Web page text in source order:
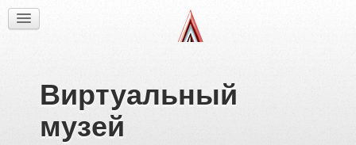
Виртуальный
музей
Об образовательных учреждениях
Директора
Ветераны образования